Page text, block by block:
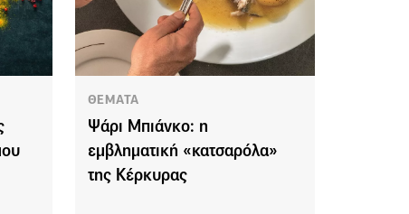
ΘΕΜΑΤΑ
Ψάρι Μπιάνκο: η
εμβληματική «κατσαρόλα»
της Κέρκυρας